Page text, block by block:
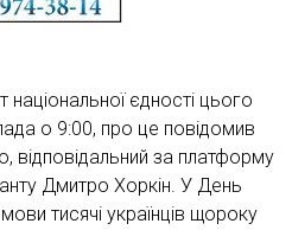
національної єдності цього
о 9:00, про це повідомив
відповідальний за платформу
Дмитро Хоркін. У День
тисячі українців щороку